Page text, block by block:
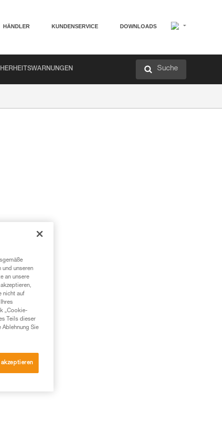
HÄNDLER KUNDENSERVICE DOWNLOADS
Suche
und unseren
an unsere
nicht auf
„Cookie-
Teils dieser
Ablehnung Sie